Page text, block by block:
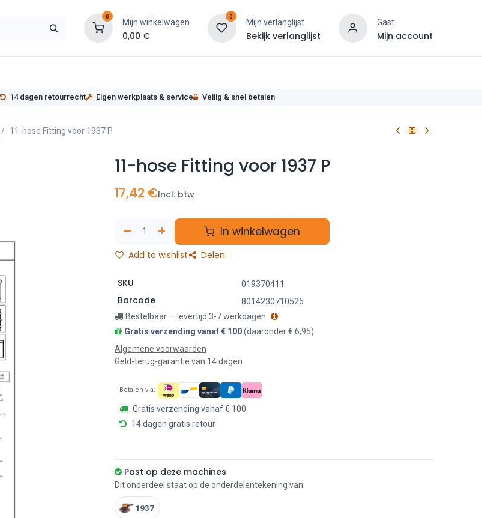
0
Mijn winkelwagen
0,00 €
0
Mijn verlanglijst
Bekijk verlanglijst
Gast
Mijn account
14 dagen retourrecht Eigen werkplaats & service Veilig & snel betalen
11-hose Fitting voor 1937 P
11-hose Fitting voor 1937 P
17,42 €Incl. btw
In winkelwagen
Add to wishlist Delen
SKU 019370411
Barcode
8014230710525
Bestelbaar — levertijd 3-7 werkdagen
Gratis verzending vanaf € 100(daaronder € 6,95)
Algemene voorwaarden
Geld-terug-garantie van 14 dagen
Betalen via:
Gratis verzending vanaf € 100
14 dagen gratis retour
Past op deze machines
Dit onderdeel staat op de onderdelentekening van:
1937